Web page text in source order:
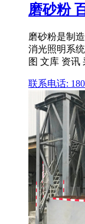
磨砂粉
磨砂粉是制
消光照明系
图 文库 资讯
联系电话: 180